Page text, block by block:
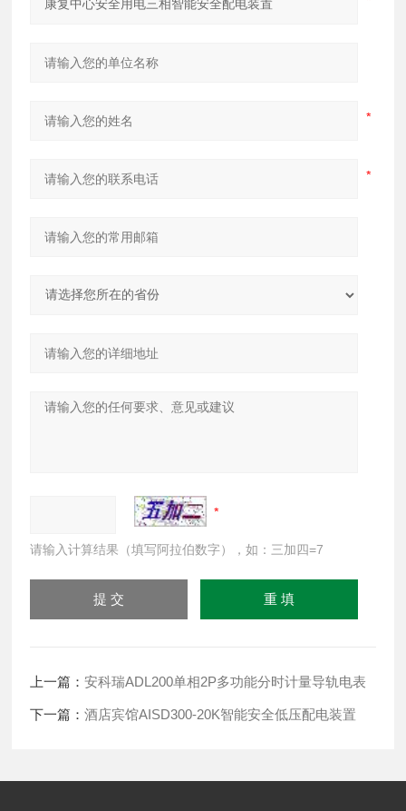
请输入计算结果（填写阿拉伯数字），如：三加四=7
上一篇：安科瑞ADL200单相2P多功能分时计量导轨电表
下一篇：酒店宾馆AISD300-20K智能安全低压配电装置